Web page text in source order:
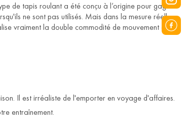
de tapis roulant a été conçu à l’origine pour gagner
ne sont pas utilisés. Mais dans la mesure réelle,
vraiment la double commodité de mouvement et
Il est irréaliste de l'emporter en voyage d'affaires.
entraînement.